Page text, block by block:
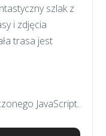
szlak z
i zdjęcia
trasa jest
JavaScript.